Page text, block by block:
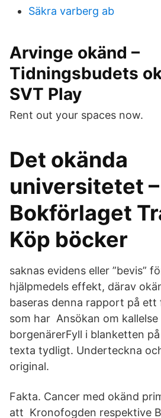
Säkra varberg ab
Arvinge okänd –
Tidningsbudets
SVT Play
Rent out your spaces now.
Det okända
universitetet –
Bokförlaget
Köp böcker
saknas evidens eller ”bevis”
hjälpmedels effekt, därav
baseras denna rapport på
som har Ansökan om kallelse
borgenärerFyll i blanketten
texta tydligt. Underteckna
original.
Fakta. Cancer med okänd
att​ Kronofogden respektive